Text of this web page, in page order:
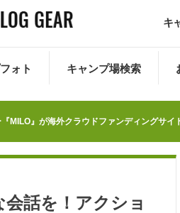
キ
ォト キャンプ場検索
MILO』が海外クラウドファンディングサイ
話を！アクショ